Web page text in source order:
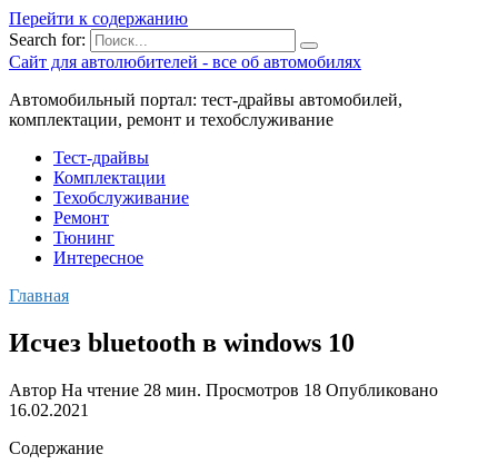
Перейти к содержанию
Search for:
Сайт для автолюбителей - все об автомобилях
Автомобильный портал: тест-драйвы автомобилей,
комплектации, ремонт и техобслуживание
Тест-драйвы
Комплектации
Техобслуживание
Ремонт
Тюнинг
Интересное
Главная
Исчез bluetooth в windows 10
Автор На чтение 28 мин. Просмотров 18 Опубликовано
16.02.2021
Содержание